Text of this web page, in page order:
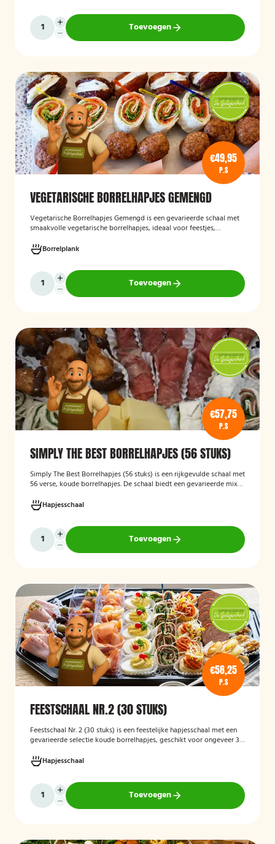
Toevoegen
€49,95
P.S
VEGETARISCHE BORRELHAPJES GEMENGD
Vegetarische Borrelhapjes Gemengd is een gevarieerde schaal met
smaakvolle vegetarische borrelhapjes, ideaal voor feestjes,
feestelijke mix van vegetarische lekkernijen die geschikt zijn voor
zowel vegetariërs als andere gasten.
Borrelplank
Toevoegen
€57,75
P.S
SIMPLY THE BEST BORRELHAPJES (56 STUKS)
Simply The Best Borrelhapjes (56 stuks) is een rijkgevulde schaal met
56 verse, koude borrelhapjes. De schaal biedt een gevarieerde mix
recepties en andere bijeenkomsten. De hapjes worden kant-en-klaar
geleverd, zodat u zonder voorbereiding uw gasten kunt trakteren op
een smakelijke en verzorgde borrelplank.
Hapjesschaal
Toevoegen
€58,25
P.S
FEESTSCHAAL NR.2 (30 STUKS)
Feestschaal Nr. 2 (30 stuks) is een feestelijke hapjesschaal met een
gevarieerde selectie koude borrelhapjes, geschikt voor ongeveer 30
feestelijke gelegenheden en biedt een gemakkelijke, kant-en-klare
oplossing voor het serveren van smakelijke hapjes aan uw gasten.
Hapjesschaal
Toevoegen